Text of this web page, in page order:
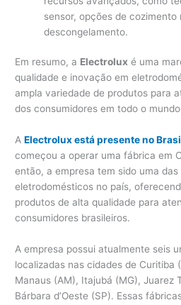
sensor, opções de cozimento
descongelamento.
Em resumo, a Electrolux é uma
qualidade e inovação em
ampla variedade de produtos para
dos consumidores em todo o
AElectrolux está presente no
começou a operar uma fábrica em
então, a empresa tem sido uma
eletrodomésticos no país,
produtos de alta qualidade para
consumidores brasileiros.
A empresa possui atualmente seis
localizadas nas cidades de Curitiba
Manaus (AM), Itajubá (MG), Juarez
Bárbara d’Oeste (SP). Essas